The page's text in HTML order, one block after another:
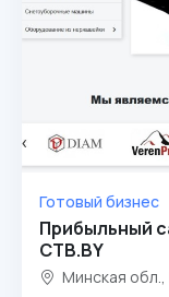
Готовый бизнес
Прибыльный
CTB.BY
Минская